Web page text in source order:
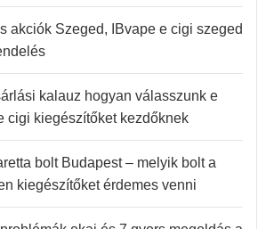
akciók Szeged, IBvape e cigi szeged
kalauz hogyan válasszunk e
cigi kiegészítőket kezdőknek
bolt Budapest – melyik bolt a
kiegészítőket érdemes venni